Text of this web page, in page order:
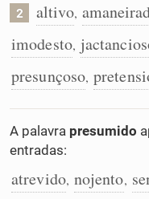
Cata-letras
Conexões
Caça-palavras
2 altivo,
imodesto,
presunçoso,
A palavra presumido
entradas:
atrevido, nojento,